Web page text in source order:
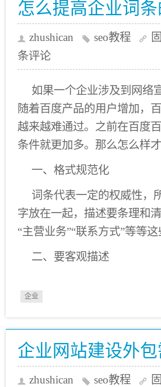
怎么提高企业词条
zhushican seo教程
条评论
如果一个企业涉及到网络
随着百度产品的用户增加，
越来越难通过。之前在百度
条件就更加多。那么怎么样
一、格式规范化
词条代表一定的权威性，
字放在一起，描述要条理和
“主营业务”“联系方式”等等
二、要客观描述
企业
企业网站建设外
zhushican seo教程